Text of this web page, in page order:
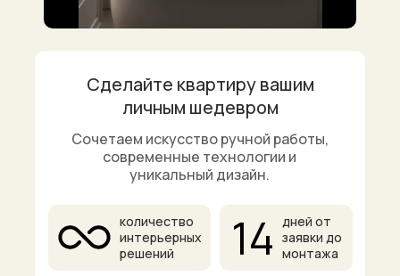
Сделайте квартиру вашим
личным шедевром
Сочетаем искусство ручной работы,
современные технологии и
уникальный дизайн.
14 дней от
заявки до
монтажа
количество
интерьерных
решений